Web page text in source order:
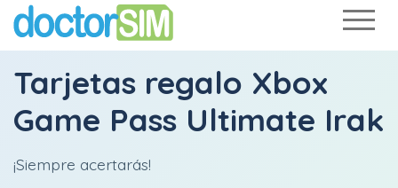
Tarjetas regalo Xbox
Game Pass Ultimate Irak
¡Siempre acertarás!